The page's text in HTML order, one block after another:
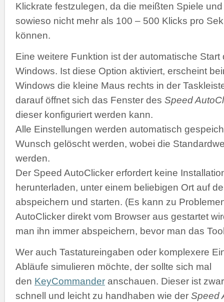
Klickrate festzulegen, da die meißten Spiele
sowieso nicht mehr als 100 – 500 Klicks pro
können.
Eine weitere Funktion ist der automatische Start
Windows. Ist diese Option aktiviert, erscheint
Windows die kleine Maus rechts in der
darauf öffnet sich das Fenster des Speed
dieser konfiguriert werden kann.
Alle Einstellungen werden automatisch
Wunsch gelöscht werden, wobei die
werden.
Der Speed AutoClicker erfordert keine
herunterladen, unter einem beliebigen Ort auf
abspeichern und starten. (Es kann zu
AutoClicker direkt vom Browser aus gestartet
man ihn immer abspeichern, bevor man das
Wer auch Tastatureingaben oder komplexere
Abläufe simulieren möchte, der sollte sich mal
den KeyCommander anschauen. Dieser ist
schnell und leicht zu handhaben wie der Speed